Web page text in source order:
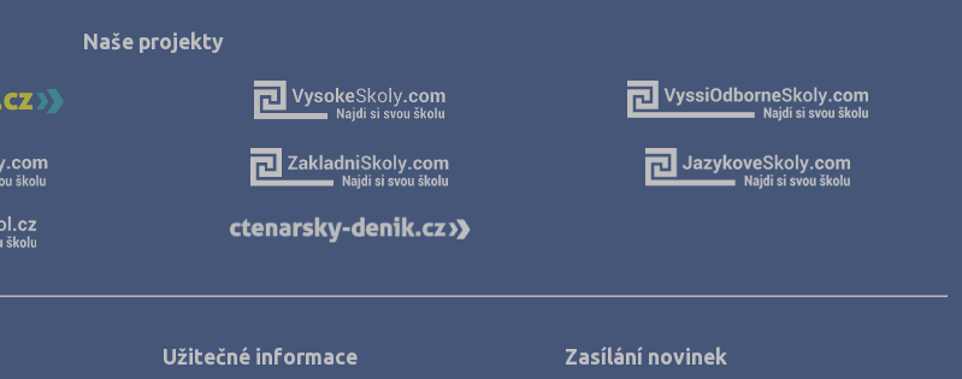
Naše projekty
Užitečné informace Zasílání novinek